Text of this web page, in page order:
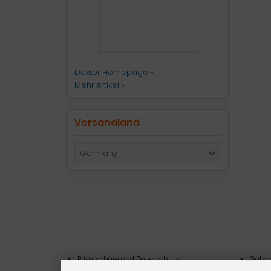
Dexter Homepage »
Mehr Artikel »
Versandland
Germany
Privatsphäre und Datenschutz